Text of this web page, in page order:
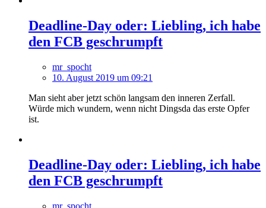
Deadline-Day oder: Liebling, ich habe
den FCB geschrumpft
mr_spocht
10. August 2019 um 09:21
Man sieht aber jetzt schön langsam den inneren Zerfall.
Würde mich wundern, wenn nicht Dingsda das erste Opfer
ist.
Deadline-Day oder: Liebling, ich habe
den FCB geschrumpft
mr_spocht